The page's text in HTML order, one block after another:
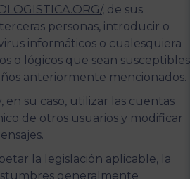
, de sus
personas, introducir o
informáticos o cualesquiera
o lógicos que sean susceptibles
anteriormente mencionados.
en su caso, utilizar las cuentas
de otros usuarios y modificar
la legislación aplicable, la
generalmente